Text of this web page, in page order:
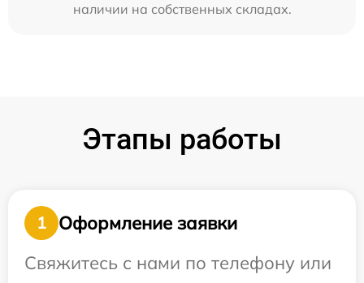
наличии на собственных складах.
Этапы работы
1
Оформление заявки
Свяжитесь с нами по телефону или